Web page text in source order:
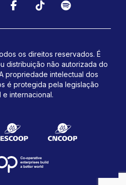
os direitos reservados. É
distribuição não autorizada do
propriedade intelectual dos
é protegida pela legislação
e internacional.